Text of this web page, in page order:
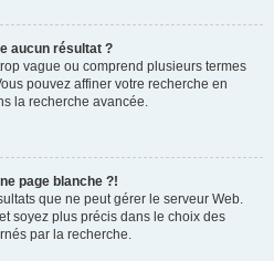
aucun résultat ?
vague ou comprend plusieurs termes
pouvez affiner votre recherche en
la recherche avancée.
page blanche ?!
que ne peut gérer le serveur Web.
soyez plus précis dans le choix des
par la recherche.